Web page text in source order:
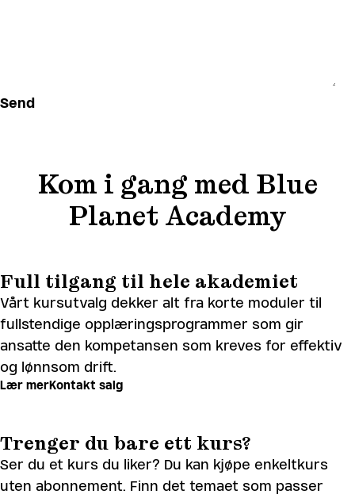
Kom i gang med Blue
Planet Academy
Full tilgang til hele akademiet
Vårt kursutvalg dekker alt fra korte moduler til
fullstendige opplæringsprogrammer som gir
ansatte den kompetansen som kreves for effektiv
og lønnsom drift.
Lær merKontakt salg
Trenger du bare ett kurs?
Ser du et kurs du liker? Du kan kjøpe enkeltkurs
uten abonnement. Finn det temaet som passer